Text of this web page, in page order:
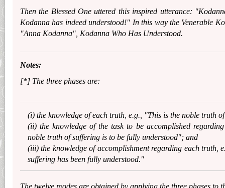
Then the Blessed One uttered this inspired utterance:
Kodanna has indeed understood!" In this way the Venerable
"Anna Kodanna", Kodanna Who Has Understood.
Notes:
[*] The three phases are:
(i) the knowledge of each truth, e.g., "This is the noble truth
(ii) the knowledge of the task to be accomplished
noble truth of suffering is to be fully understood"; and
(iii) the knowledge of accomplishment regarding each truth,
suffering has been fully understood."
The twelve modes are obtained by applying the three phases to